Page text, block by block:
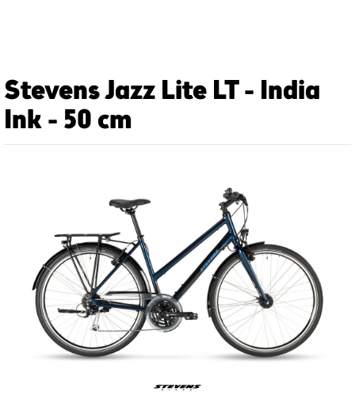
Stevens Jazz Lite LT - India
Ink - 50 cm